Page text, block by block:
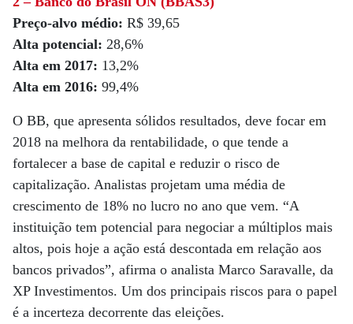
Preço-alvo médio: R$ 39,65
Alta potencial: 28,6%
Alta em 2017: 13,2%
Alta em 2016: 99,4%
O BB, que apresenta sólidos resultados, deve focar em
2018 na melhora da rentabilidade, o que tende a
fortalecer a base de capital e reduzir o risco de
capitalização. Analistas projetam uma média de
crescimento de 18% no lucro no ano que vem. “A
instituição tem potencial para negociar a múltiplos mais
altos, pois hoje a ação está descontada em relação aos
bancos privados”, afirma o analista Marco Saravalle, da
XP Investimentos. Um dos principais riscos para o papel
é a incerteza decorrente das eleições.